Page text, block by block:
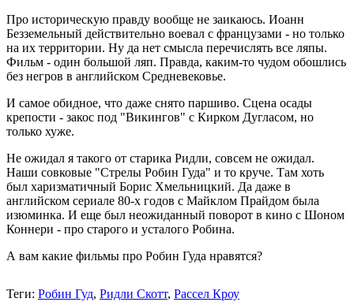
Про историческую правду вообще не заикаюсь. Иоанн
Безземельный действительно воевал с французами - но только
на их территории. Ну да нет смысла перечислять все ляпы.
Фильм - один большой ляп. Правда, каким-то чудом обошлись
без негров в английском Средневековье.
И самое обидное, что даже снято паршиво. Сцена осады
крепости - закос под "Викингов" с Кирком Дугласом, но
только хуже.
Не ожидал я такого от старика Ридли, совсем не ожидал.
Наши совковые "Стрелы Робин Гуда" и то круче. Там хоть
был харизматичный Борис Хмельницкий. Да даже в
английском сериале 80-х годов с Майклом Прайдом была
изюминка. И еще был неожиданный поворот в кино с Шоном
Коннери - про старого и усталого Робина.
А вам какие фильмы про Робин Гуда нравятся?
Теги: Робин Гуд, Ридли Скотт, Рассел Кроу